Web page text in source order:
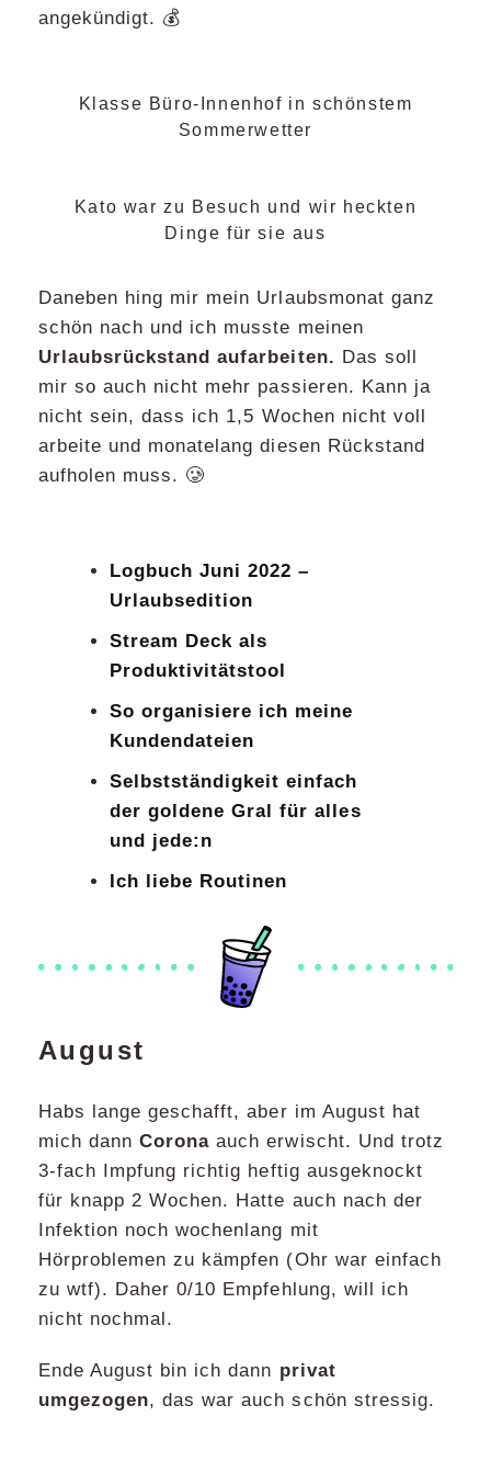
angekündigt. 💰
Klasse Büro-Innenhof in schönstem
Sommerwetter
Kato war zu Besuch und wir heckten
Dinge für sie aus
Daneben hing mir mein Urlaubsmonat ganz
schön nach und ich musste meinen
Urlaubsrückstand aufarbeiten. Das soll
mir so auch nicht mehr passieren. Kann ja
nicht sein, dass ich 1,5 Wochen nicht voll
arbeite und monatelang diesen Rückstand
aufholen muss. 🥲
Logbuch Juni 2022 –
Urlaubsedition
Stream Deck als
Produktivitätstool
So organisiere ich meine
Kundendateien
Selbstständigkeit einfach
der goldene Gral für alles
und jede:n
Ich liebe Routinen
August
Habs lange geschafft, aber im August hat
mich dannCorona auch erwischt. Und trotz
3-fach Impfung richtig heftig ausgeknockt
für knapp 2 Wochen. Hatte auch nach der
Infektion noch wochenlang mit
Hörproblemen zu kämpfen (Ohr war einfach
zu wtf). Daher 0/10 Empfehlung, will ich
nicht nochmal.
Ende August bin ich dann privat
umgezogen, das war auch schön stressig.